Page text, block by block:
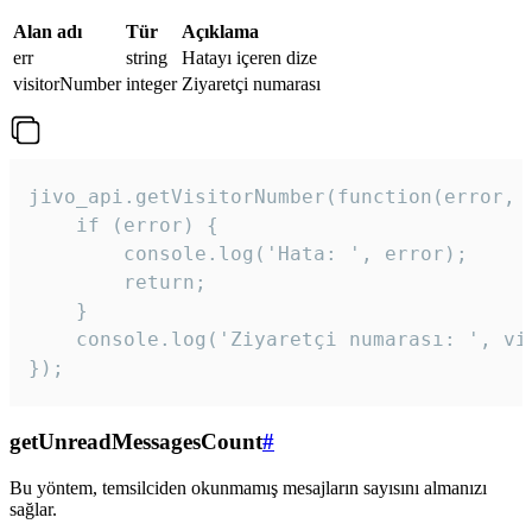
Alan adı Tür
Açıklama
err
string
Hatayı içeren dize
visitorNumber integer Ziyaretçi numarası
jivo_api.getVisitorNumber(function(error,
    if (error) {
        console.log('Hata: ', error);
        return;
    }
console.log('Ziyaretçi numarası: ',
});
getUnreadMessagesCount#
Bu yöntem, temsilciden okunmamış mesajların sayısını almanızı
sağlar.